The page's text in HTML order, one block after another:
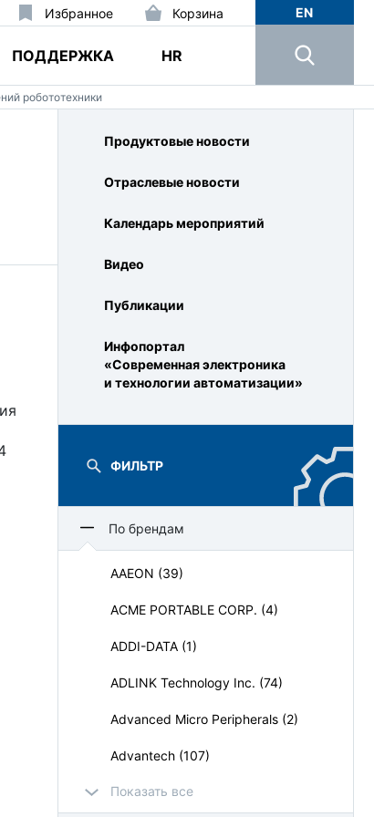
Избранное Корзина
ПОДДЕРЖКА HR
EN
робототехники
Продуктовые новости
Отраслевые новости
Календарь мероприятий
Видео
Публикации
Инфопортал
«Современная электроника
и технологии автоматизации»
ФИЛЬТР
По брендам
AAEON (39)
ACME PORTABLE CORP. (4)
ADDI-DATA (1)
ADLINK Technology Inc. (74)
Advanced Micro Peripherals (2)
Advantech (107)
AdvantiX (64)
Показать все